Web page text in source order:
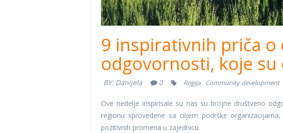
9 inspirativnih priča o
odgovornosti, koje su
BY: Danijela 0 Regija Community development
Ove nedelje inspirisale su nas su brojne društveno
regionu sprovedene sa ciljem podrške
pozitivnih promena u zajednicu.